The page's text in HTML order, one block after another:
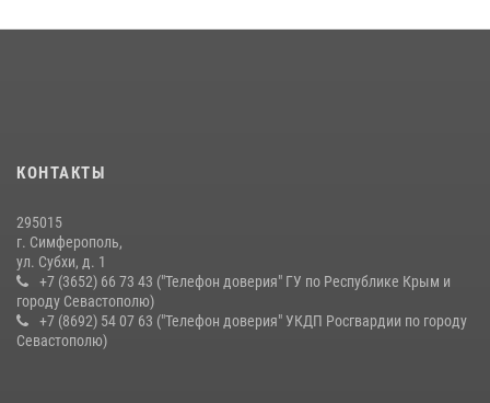
КОНТАКТЫ
295015
г. Симферополь,
ул. Субхи, д. 1
+7 (3652) 66 73 43 ("Телефон доверия" ГУ по Республике Крым и
городу Севастополю)
+7 (8692) 54 07 63 ("Телефон доверия" УКДП Росгвардии по городу
Севастополю)